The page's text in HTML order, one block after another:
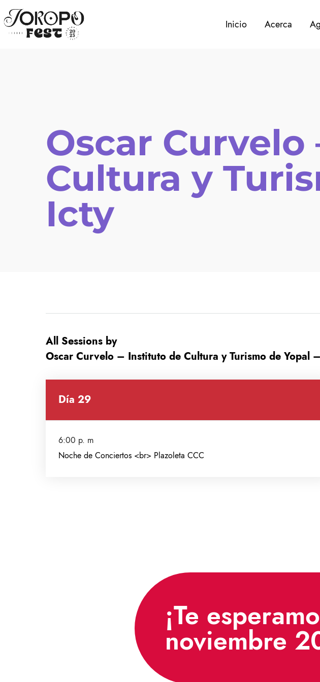
Inicio Acerca
Oscar
Cultura y
Icty
All Sessions by
Oscar Curvelo – Instituto de Cultura y Turismo de Yopal
Día 29
6:00 p. m
Noche de Conciertos <br> Plazoleta CCC
¡Te
noviembre